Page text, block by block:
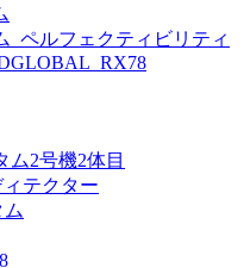
_ペルフェクティビリティ
ム2号機2体目
テクター